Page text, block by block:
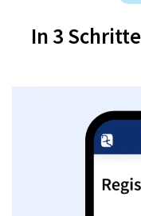
In 3